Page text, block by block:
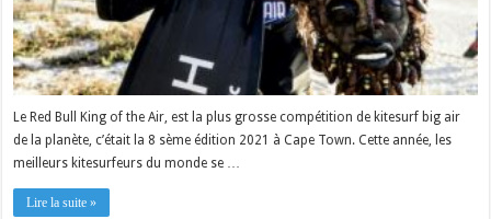
Le Red Bull King of the Air, est la plus grosse compétition de kitesurf big air
de la planète, c’était la 8 sème édition 2021 à Cape Town. Cette année, les
meilleurs kitesurfeurs du monde se …
Lire la suite »